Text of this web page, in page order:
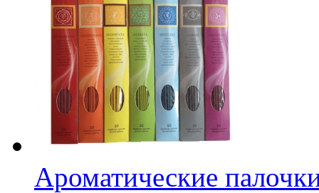
Ароматические